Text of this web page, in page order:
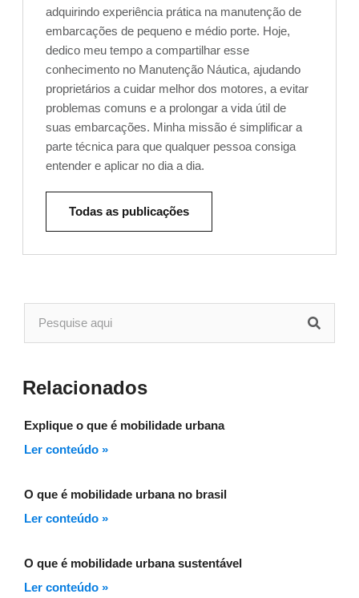
adquirindo experiência prática na manutenção de
embarcações de pequeno e médio porte. Hoje,
dedico meu tempo a compartilhar esse
conhecimento no Manutenção Náutica, ajudando
proprietários a cuidar melhor dos motores, a evitar
problemas comuns e a prolongar a vida útil de
suas embarcações. Minha missão é simplificar a
parte técnica para que qualquer pessoa consiga
entender e aplicar no dia a dia.
Todas as publicações
Relacionados
Explique o que é mobilidade urbana
Ler conteúdo »
O que é mobilidade urbana no brasil
Ler conteúdo »
O que é mobilidade urbana sustentável
Ler conteúdo »